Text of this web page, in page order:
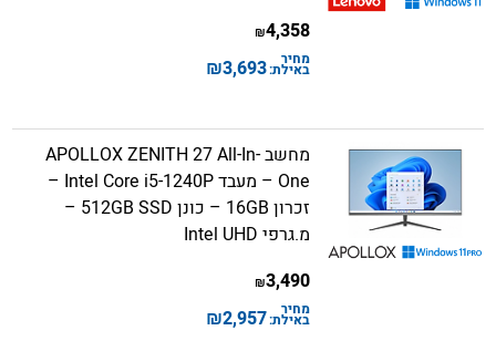
4,358
₪
מחיר
באילת:3,693
₪
מחשב APOLLOX ZENITH 27 All-In-
One – מעבד Intel Core i5-1240P –
זכרון 16GB – כונן 512GB SSD –
מ.גרפי Intel UHD
3,490
₪
מחיר
באילת:2,957
₪